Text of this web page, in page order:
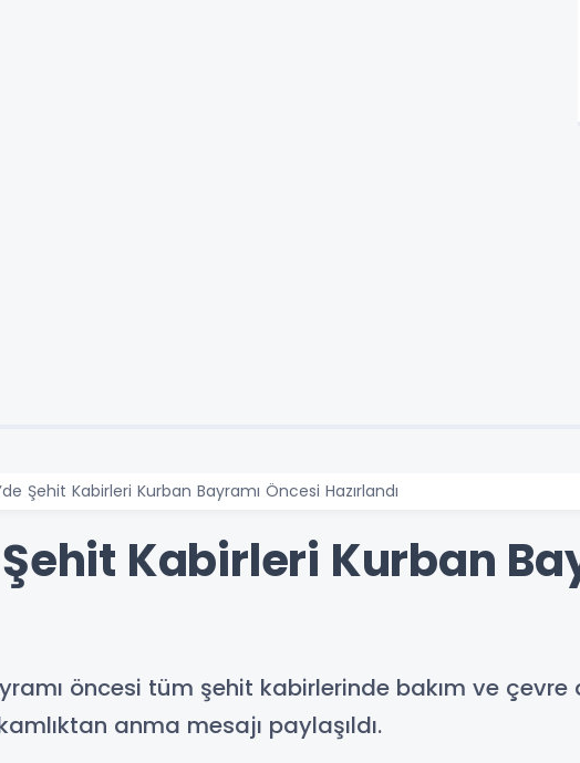
Şehit Kabirleri Kurban Bayramı Öncesi Hazırlandı
Kabirleri Kurban
öncesi tüm şehit kabirlerinde bakım ve çevre
anma mesajı paylaşıldı.